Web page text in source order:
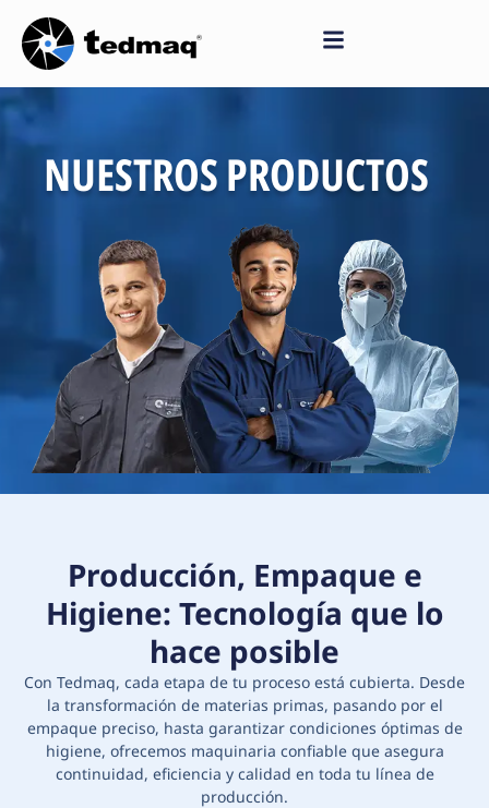
Saltar
al
contenido
NUESTROS PRODUCTOS
Producción, Empaque e
Higiene: Tecnología que lo
hace posible
Con Tedmaq, cada etapa de tu proceso está cubierta. Desde
la transformación de materias primas, pasando por el
empaque preciso, hasta garantizar condiciones óptimas de
higiene, ofrecemos maquinaria confiable que asegura
continuidad, eficiencia y calidad en toda tu línea de
producción.